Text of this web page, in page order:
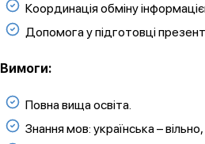
Координація обміну
Допомога у підготовці
Вимоги:
Повна вища освіта.
Знання мов: українська –